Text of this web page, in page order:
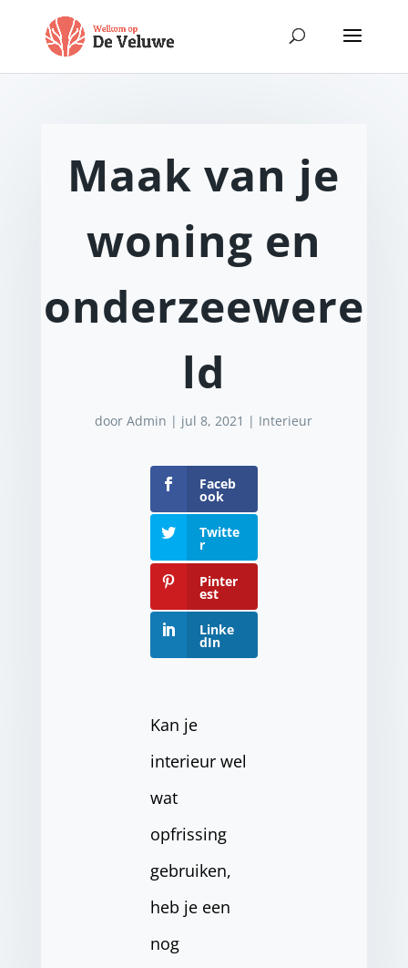
Maak van je
woning en
onderzeewere
ld
doorAdmin | jul 8, 2021 | Interieur
Faceb
ook
Twitte
r
Pinter
est
Linke
dIn
Kan je
interieur wel
wat
opfrissing
gebruiken,
heb je een
nog